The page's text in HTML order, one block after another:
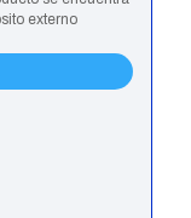
externo